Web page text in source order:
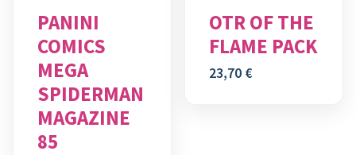
PANINI
COMICS
MEGA
SPIDERMAN
MAGAZINE
85
OTR OF THE
FLAME PACK
23,70 €